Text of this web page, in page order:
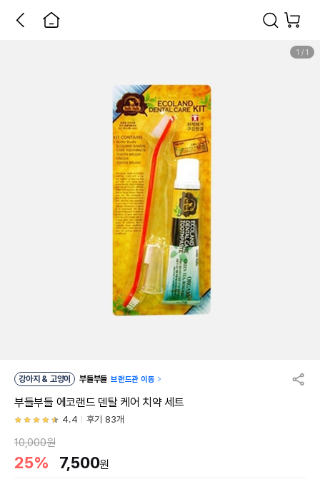
1 / 1
강아지 & 고양이 부들부들 브랜드관 이동
부들부들 에코랜드 덴탈 케어 치약 세트
4.4 후기 83개
10,000원
25% 7,500원